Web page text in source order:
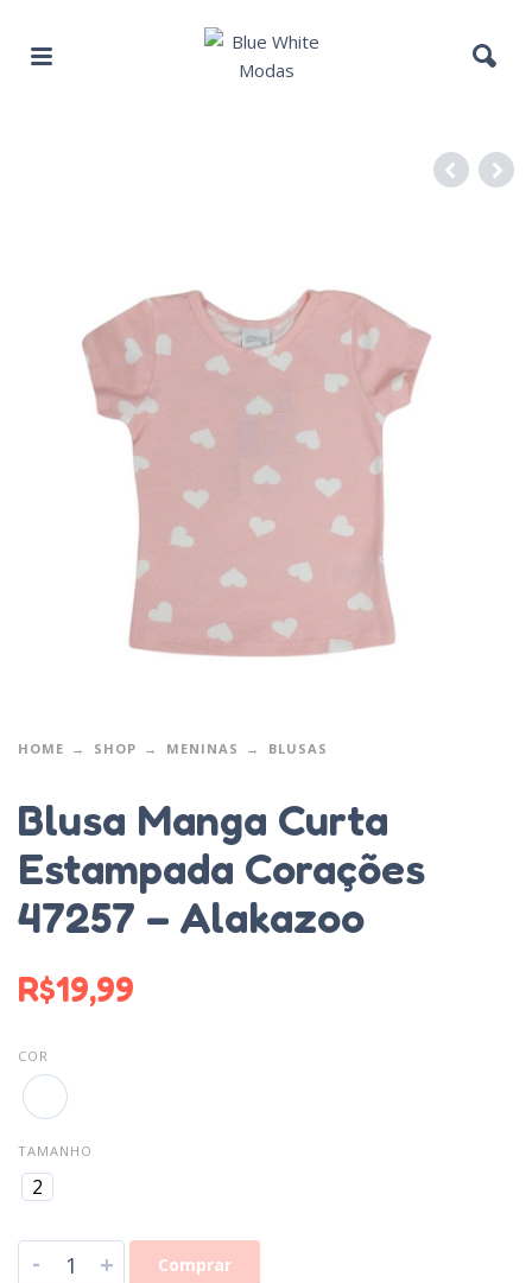
HOME SHOP MENINAS BLUSAS
Blusa Manga Curta
Estampada Corações
47257 – Alakazoo
R$19,99
COR
TAMANHO
2
- + Comprar